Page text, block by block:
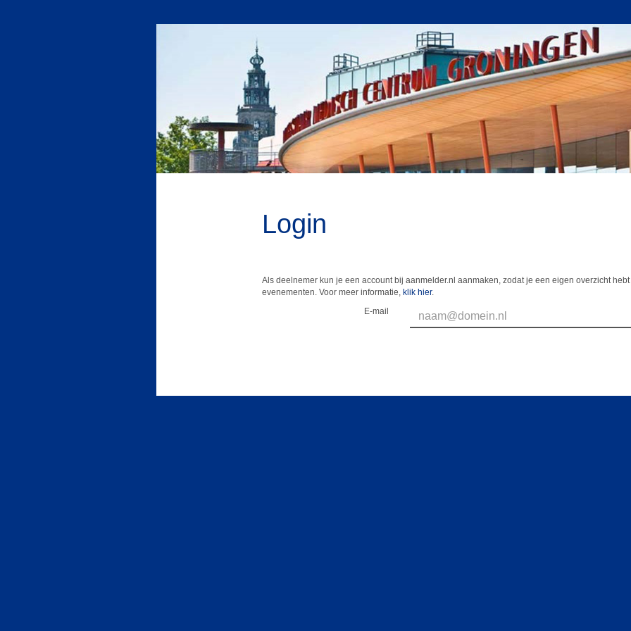
Login
Als deelnemer kun je een account bij aanmelder.nl aanmaken, zodat je een eigen overzicht
evenementen. Voor meer informatie, klik hier.
E-mail